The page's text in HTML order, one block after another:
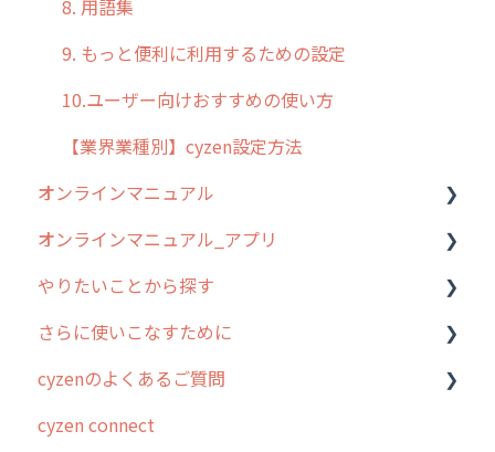
8. 用語集
9. もっと便利に利用するための設定
10.ユーザー向けおすすめの使い方
【業界業種別】cyzen設定方法
オンラインマニュアル
管理サイトの使い始め
ユーザー・グループ管理
行動管理
予定管理
スポット
オンラインマニュアル_アプリ
アプリの使い始め
ホーム画面
スポット
報告閲覧
やりたいことから探す
行動管理
勤怠管理
予定管理
さらに使いこなすために
はじめに
スポット・ステータス関連オプション
cyzenのよくあるご質問
ログインについて
cyzen connect